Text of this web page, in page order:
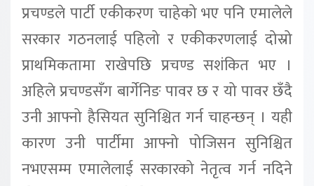
प्रचण्डले पार्टी एकीकरण चाहेको भए पनि एमालेले
सरकार गठनलाई पहिलो र एकीकरणलाई दोस्रो
प्राथमिकतामा राखेपछि प्रचण्ड सशंकित भए ।
अहिले प्रचण्डसँग बार्गेनिङ पावर छ र यो पावर छँदै
उनी आफ्नो हैसियत सुनिश्चित गर्न चाहन्छन् । यही
कारण उनी पार्टीमा आफ्नो पोजिसन सुनिश्चित
नभएसम्म एमालेलाई सरकारको नेतृत्व गर्न नदिने